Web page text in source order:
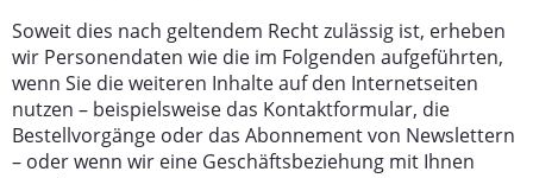
Soweit dies nach geltendem Recht zulässig ist, erheben
wir Personendaten wie die im Folgenden aufgeführten,
wenn Sie die weiteren Inhalte auf den Internetseiten
nutzen – beispielsweise das Kontaktformular, die
Bestellvorgänge oder das Abonnement von Newslettern
– oder wenn wir eine Geschäftsbeziehung mit Ihnen